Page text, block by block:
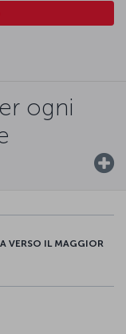
ogni
VERSO IL MAGGIOR